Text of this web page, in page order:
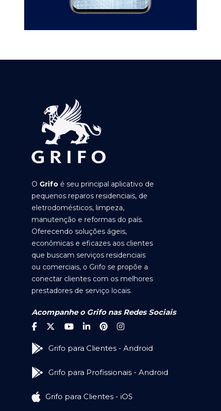
O Grifo é seu principal aplicativo de
pequenos reparos residenciais, de
eletrodomésticos, limpeza,
manutenção e reformas do país.
Oferecendo soluções ágeis,
econômicas e eficazes aos clientes
que buscam serviços residenciais
ou comerciais, o Grifo se propõe a
conectar clientes com os melhores
prestadores de serviço locais.
Acompanhe o Grifo nas Redes Sociais
Grifo para Clientes - Android
Grifo para Profissionais - Android
Grifo para Clientes - iOS